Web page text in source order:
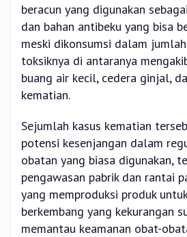
beracun yang digunakan
dan bahan antibeku yang bisa
meski dikonsumsi dalam jumlah
toksiknya di antaranya
buang air kecil, cedera ginjal,
kematian.
Sejumlah kasus kematian
potensi kesenjangan dalam
obatan yang biasa digunakan,
pengawasan pabrik dan rantai
yang memproduksi produk
berkembang yang kekurangan
memantau keamanan obat-